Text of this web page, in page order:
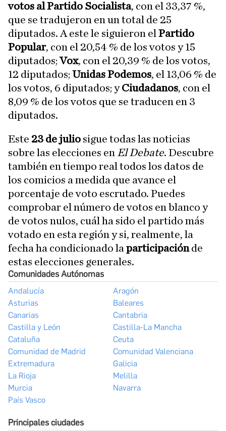
votos al Partido Socialista, con el 33,37 %,
que se tradujeron en un total de 25
diputados. A este le siguieron el Partido
Popular, con el 20,54 % de los votos y 15
diputados;Vox, con el 20,39 % de los votos,
12 diputados; Unidas Podemos, el 13,06 % de
los votos, 6 diputados; yCiudadanos, con el
8,09 % de los votos que se traducen en 3
diputados.
Este 23 de julio sigue todas las noticias
sobre las elecciones en El Debate. Descubre
también en tiempo real todos los datos de
los comicios a medida que avance el
porcentaje de voto escrutado. Puedes
comprobar el número de votos en blanco y
de votos nulos, cuál ha sido el partido más
votado en esta región y si, realmente, la
fecha ha condicionado la participaciónde
estas elecciones generales.
Comunidades Autónomas
Andalucía
Aragón
Asturias
Baleares
Canarias
Cantabria
Castilla y León
Castilla-La Mancha
Cataluña
Ceuta
Comunidad de Madrid
Comunidad Valenciana
Extremadura
Galicia
La Rioja
Melilla
Murcia
Navarra
País Vasco
Principales ciudades